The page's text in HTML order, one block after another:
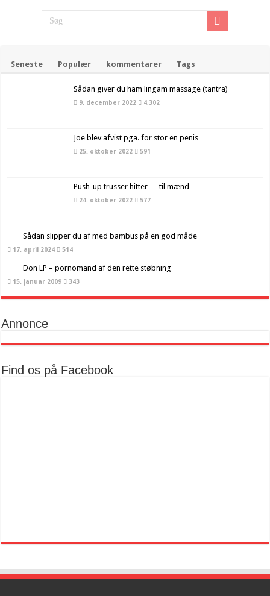
Seneste Populær kommentarer Tags
Sådan giver du ham lingam massage (tantra)
9. december 2022 4,302
Joe blev afvist pga. for stor en penis
25. oktober 2022 591
Push-up trusser hitter … til mænd
24. oktober 2022 577
Sådan slipper du af med bambus på en god måde
17. april 2024 514
Don LP – pornomand af den rette støbning
15. januar 2009 343
Annonce
Find os på Facebook